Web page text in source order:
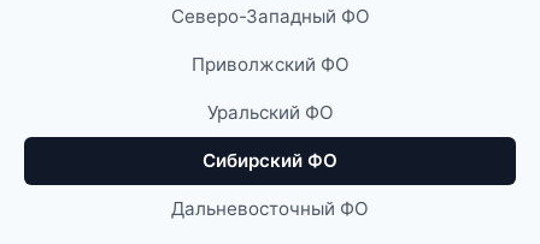
Северо-Западный ФО
Приволжский ФО
Уральский ФО
Сибирский ФО
Дальневосточный ФО